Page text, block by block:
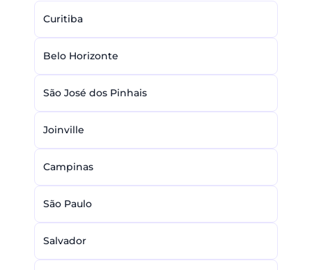
Curitiba
Belo Horizonte
São José dos Pinhais
Joinville
Campinas
São Paulo
Salvador